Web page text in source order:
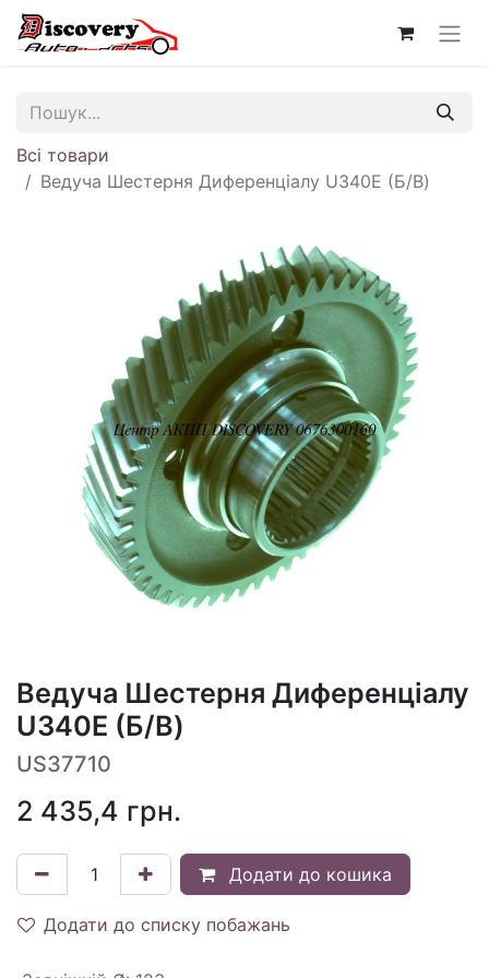
Всі товари
Ведуча Шестерня Диференціалу U340E (Б/В)
Ведуча Шестерня Диференціалу
U340E (Б/В)
US37710
2 435,4 грн.
Додати до кошика
Додати до списку побажань